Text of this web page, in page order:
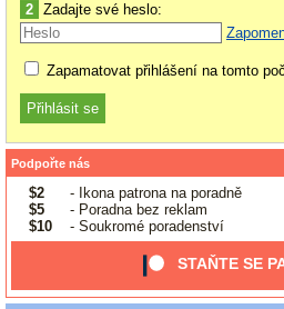
2 Zadajte své heslo:
Zapamatovat přihlášení na tomto
Podpořte nás
$2
- Ikona patrona na poradně
$5
- Poradna bez reklam
$10
- Soukromé poradenství
STAŇTE SE